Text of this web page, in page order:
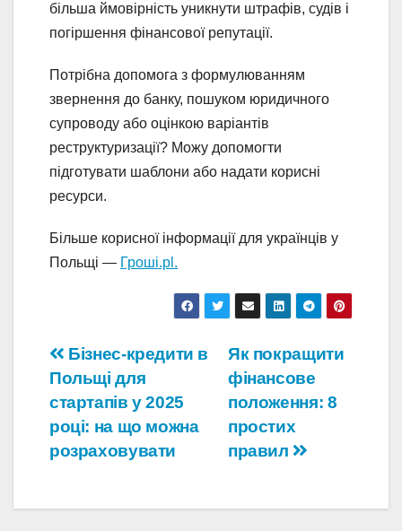
більша ймовірність уникнути штрафів, судів і
погіршення фінансової репутації.
Потрібна допомога з формулюванням
звернення до банку, пошуком юридичного
супроводу або оцінкою варіантів
реструктуризації? Можу допомогти
підготувати шаблони або надати корисні
ресурси.
Більше корисної інформації для українців у
Польщі — Гроші.pl.
Навігація
записів
Як покращити
фінансове
положення: 8
простих
правил
Бізнес-кредити в
Польщі для
стартапів у 2025
році: на що можна
розраховувати